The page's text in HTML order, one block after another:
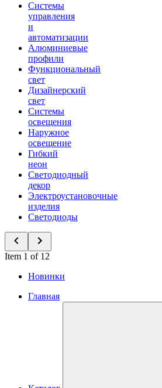
Системы
управления
и
автоматизации
Алюминиевые
профили
Функциональный
свет
Дизайнерский
свет
Системы
освещения
Наружное
освещение
Гибкий
неон
Светодиодный
декор
Электроустановочные
изделия
Светодиоды
Item 1 of 12
Новинки
Главная